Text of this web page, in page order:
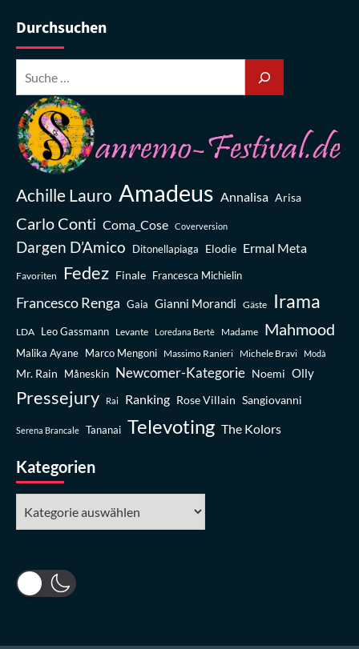
Durchsuchen
Achille Lauro Amadeus Annalisa Arisa
Carlo Conti Coma_Cose Coverversion
Dargen D’Amico Ditonellapiaga Elodie Ermal Meta
Favoriten Fedez Finale Francesca Michielin
Francesco Renga Gaia Gianni Morandi Gäste Irama
LDA Leo Gassmann Levante Loredana Bertè Madame Mahmood
Malika Ayane Marco Mengoni Massimo Ranieri Michele Bravi Modà
Mr. Rain Måneskin Newcomer-Kategorie Noemi Olly
Pressejury Rai Ranking Rose Villain Sangiovanni
Serena Brancale Tananai Televoting The Kolors
Kategorien